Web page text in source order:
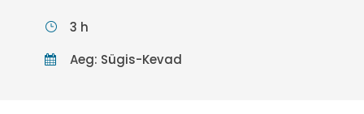
3 h
Aeg: Sügis-Kevad